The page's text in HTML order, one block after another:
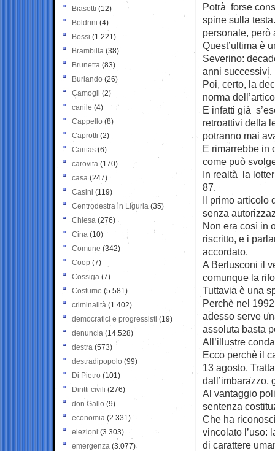
Potrà forse
spine sulla
personale,
Quest’ultima è
Severino:
anni successivi.
Poi, certo, la
norma
E infatti già
retroattivi della
potranno mai
E rimarrebbe in
come può
In realtà la
87.
Il primo articolo
senza
Non era così in
riscritto, e i
accordato.
A Berlusconi il
comunque la
Tuttavia è una
Perchè nel
adesso serve
assoluta basta
All’illustre
Ecco perchè il
13 agosto.
dall’imbarazzo,
Al vantaggio
sentenza
Che ha
vincolato l’uso:
di carattere
Biasotti (12)
Boldrini (4)
Bossi (1.221)
Brambilla (38)
Brunetta (83)
Burlando (26)
Camogli (2)
canile (4)
Cappello (8)
Caprotti (2)
Caritas (6)
carovita (170)
casa (247)
Casini (119)
Centrodestra in Liguria (35)
Chiesa (276)
Cina (10)
Comune (342)
Coop (7)
Cossiga (7)
Costume (5.581)
criminalità (1.402)
democratici e progressisti (19)
denuncia (14.528)
destra (573)
destradipopolo (99)
Di Pietro (101)
Diritti civili (276)
don Gallo (9)
economia (2.331)
elezioni (3.303)
emergenza (3.077)